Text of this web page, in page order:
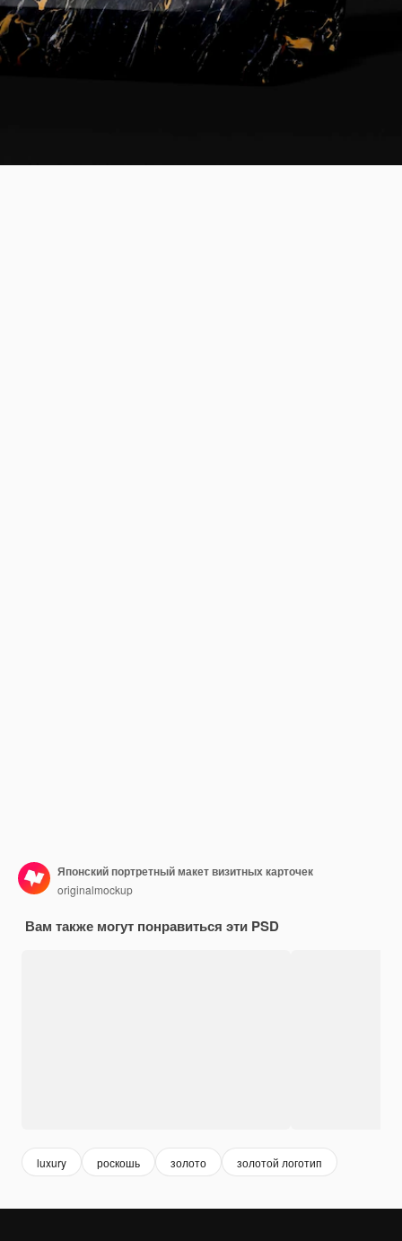
Японский портретный макет визитных карточек
originalmockup
Вам также могут понравиться эти PSD
luxury роскошь золото золотой логотип